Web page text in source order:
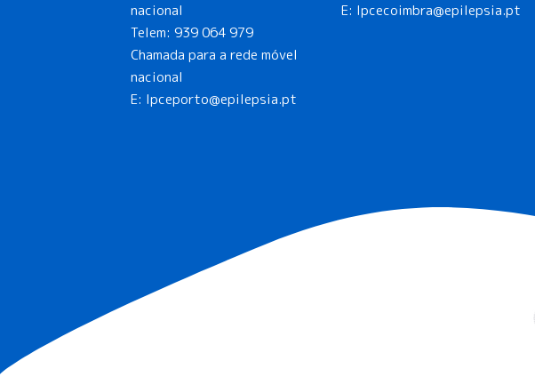
nacional
Telem: 939 064 979
Chamada para a rede móvel
nacional
E: lpceporto@epilepsia.pt
E: lpcecoimbra@epilepsia.pt